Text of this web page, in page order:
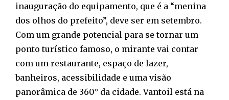
inauguração do equipamento, que é a “menina
dos olhos do prefeito”, deve ser em setembro.
Com um grande potencial para se tornar um
ponto turístico famoso, o mirante vai contar
com um restaurante, espaço de lazer,
banheiros, acessibilidade e uma visão
panorâmica de 360° da cidade. Vantoil está na